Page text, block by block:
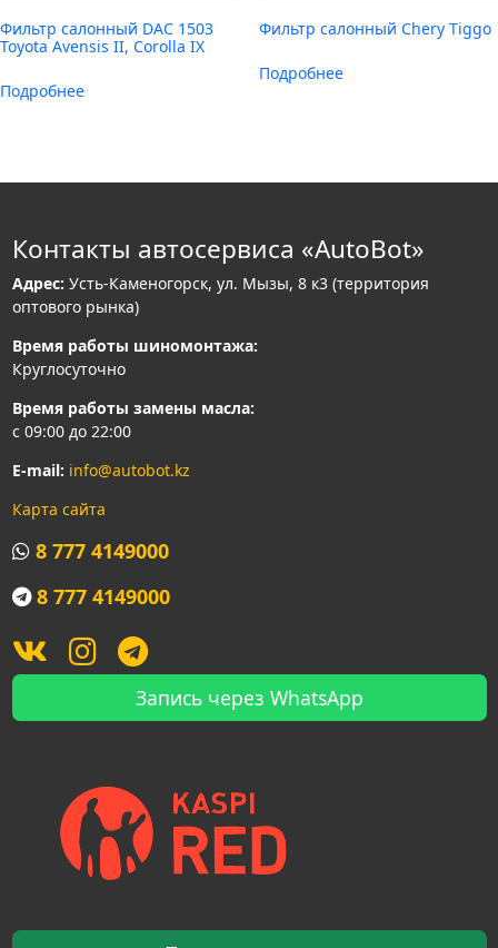
Фильтр салонный DAC 1503
Toyota Avensis II, Corolla IX
Подробнее
Фильтр салонный Chery Tiggo
Подробнее
Контакты автосервиса «AutoBot»
Адрес: Усть-Каменогорск, ул. Мызы, 8 к3 (территория
оптового рынка)
Время работы шиномонтажа:
Круглосуточно
Время работы замены масла:
с 09:00 до 22:00
E-mail: info@autobot.kz
Карта сайта
8 777 4149000
8 777 4149000
Запись через WhatsApp